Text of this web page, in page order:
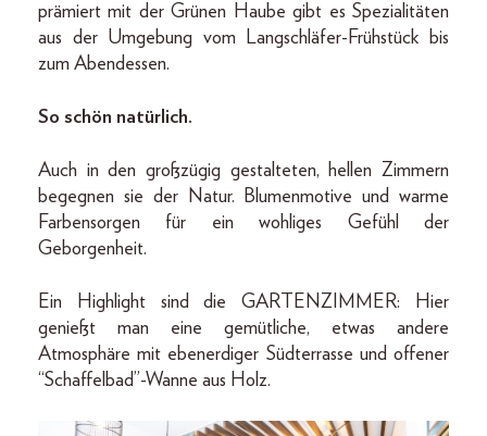
prämiert mit der Grünen Haube gibt es Spezialitäten
aus der Umgebung vom Langschläfer-Frühstück bis
zum Abendessen.
So schön natürlich.
Auch in den großzügig gestalteten, hellen Zimmern
begegnen sie der Natur. Blumenmotive und warme
Farbensorgen für ein wohliges Gefühl der
Geborgenheit.
Ein Highlight sind die GARTENZIMMER: Hier
genießt man eine gemütliche, etwas andere
Atmosphäre mit ebenerdiger Südterrasse und offener
“Schaffelbad”-Wanne aus Holz.